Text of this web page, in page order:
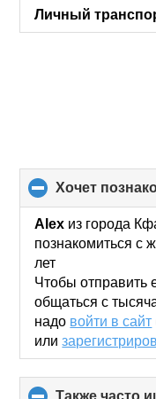
Личный
хочет
Alex из города
познакомиться с
лет
Чтобы отправить
общаться с
надо войти в сайт
или